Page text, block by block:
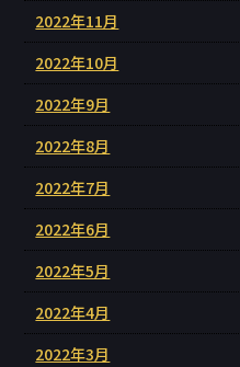
2022年11月
2022年10月
2022年9月
2022年8月
2022年7月
2022年6月
2022年5月
2022年4月
2022年3月